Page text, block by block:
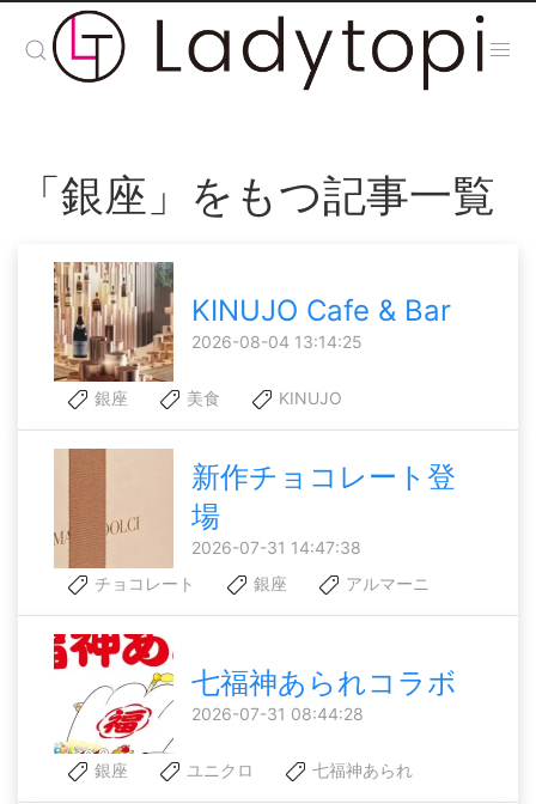
「銀座」をもつ記事一覧
KINUJO Cafe & Bar
2026-08-04 13:14:25
銀座 美食 KINUJO
新作チョコレート登
場
2026-07-31 14:47:38
チョコレート
銀座 アルマーニ
七福神あられコラボ
2026-07-31 08:44:28
銀座 ユニクロ 七福神あられ